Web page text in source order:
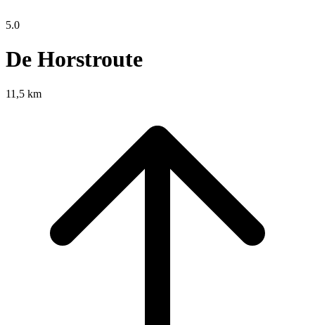
5.0
De Horstroute
11,5 km